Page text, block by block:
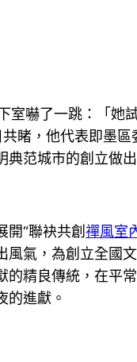
室嚇了一跳：「她
共睹，他代表即墨
范城市的創立做
“聯袂共創禪風室
氣，為創立全國
的精良傳統，在平
的進獻。